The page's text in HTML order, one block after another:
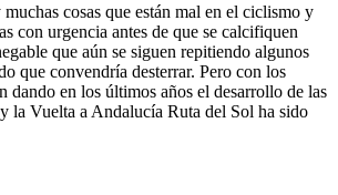
cosas que están mal en el ciclismo y
con urgencia antes de que se calcifiquen
que aún se siguen repitiendo algunos
que convendría desterrar. Pero con los
dando en los últimos años el desarrollo de las
la Vuelta a Andalucía Ruta del Sol ha sido